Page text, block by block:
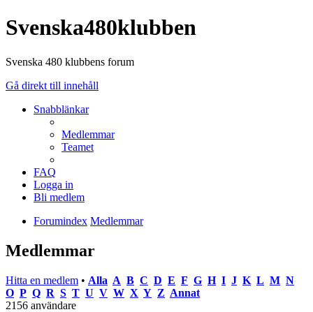
Svenska480klubben
Svenska 480 klubbens forum
Gå direkt till innehåll
Snabblänkar
Medlemmar
Teamet
FAQ
Logga in
Bli medlem
Forumindex Medlemmar
Medlemmar
Hitta en medlem • Alla A B C D E F G H I J K L M N
O P Q R S T U V W X Y Z Annat
2156 användare